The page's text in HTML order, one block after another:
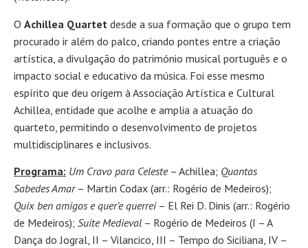
O Achillea Quartet desde a sua formação que o grupo tem
procurado ir além do palco, criando pontes entre a criação
artística, a divulgação do património musical português e o
impacto social e educativo da música. Foi esse mesmo
espírito que deu origem à Associação Artística e Cultural
Achillea, entidade que acolhe e amplia a atuação do
quarteto, permitindo o desenvolvimento de projetos
multidisciplinares e inclusivos.
Programa: Um Cravo para Celeste– Achillea; Quantas
Sabedes Amar– Martin Codax (arr.: Rogério de Medeiros);
Quix ben amigos e quer’e querrei– El Rei D. Dinis (arr.: Rogério
de Medeiros); Suite Medieval – Rogério de Medeiros (I – A
Dança do Jogral, II – Vilancico, III – Tempo do Siciliana, IV –